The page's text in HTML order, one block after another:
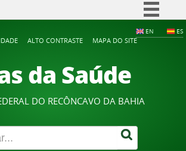
Participe
Acesso à informação
Legislação
Canais
EN ES
ALTO CONTRASTE
MAPA DO SITE
da Saúde
DO RECÔNCAVO DA BAHIA